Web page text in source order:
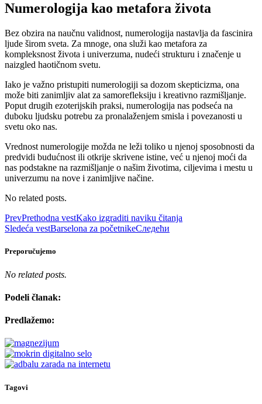
Numerologija kao metafora života
Bez obzira na naučnu validnost, numerologija nastavlja da fascinira
ljude širom sveta. Za mnoge, ona služi kao metafora za
kompleksnost života i univerzuma, nudeći strukturu i značenje u
naizgled haotičnom svetu.
Iako je važno pristupiti numerologiji sa dozom skepticizma, ona
može biti zanimljiv alat za samorefleksiju i kreativno razmišljanje.
Poput drugih ezoterijskih praksi, numerologija nas podseća na
duboku ljudsku potrebu za pronalaženjem smisla i povezanosti u
svetu oko nas.
Vrednost numerologije možda ne leži toliko u njenoj sposobnosti da
predvidi budućnost ili otkrije skrivene istine, već u njenoj moći da
nas podstakne na razmišljanje o našim životima, ciljevima i mestu u
univerzumu na nove i zanimljive načine.
No related posts.
PrevPrethodna vestKako izgraditi naviku čitanja
Sledeća vestBarselona za početnikeСледећи
Preporučujemo
No related posts.
Podeli članak:
Predlažemo:
Tagovi